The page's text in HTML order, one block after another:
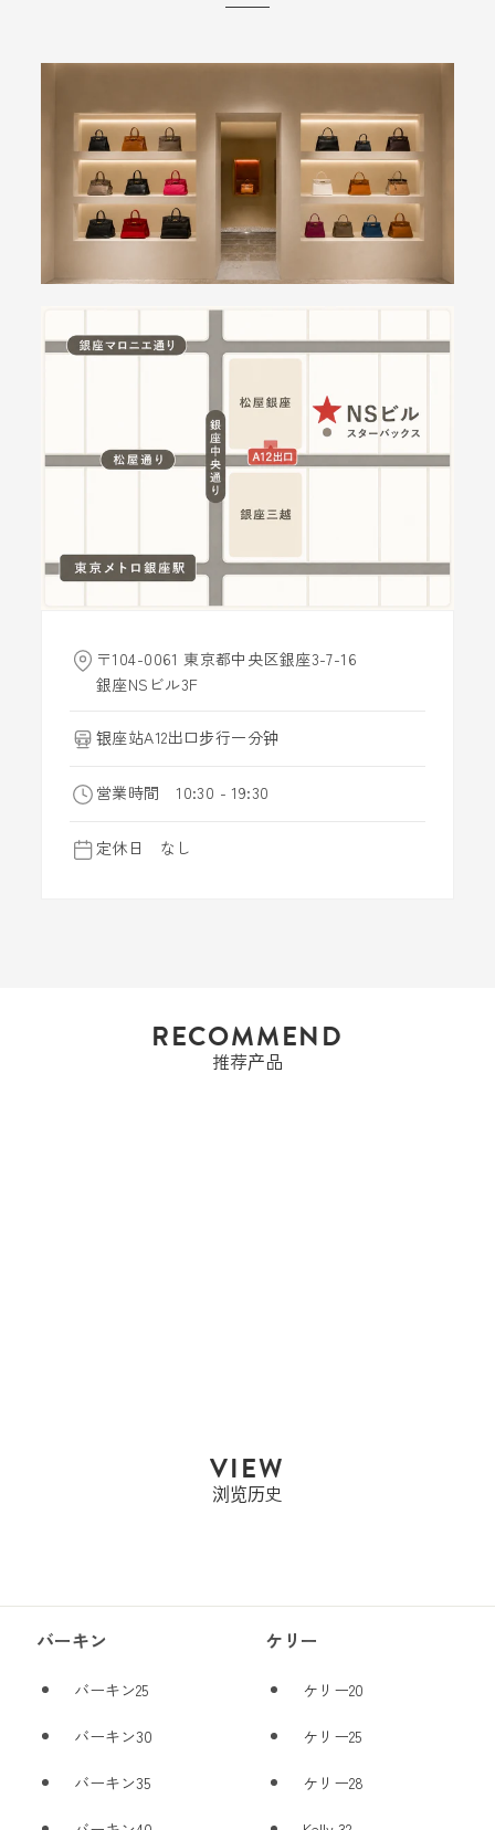
〒104-0061 東京都中央区銀座3-7-16
銀座NSビル3F
银座站A12出口步行一分钟
営業時間 10:30 - 19:30
定休日 なし
RECOMMEND
推荐产品
VIEW
浏览历史
バーキン
バーキン25
バーキン30
バーキン35
ケリー
ケリー20
ケリー25
ケリー28